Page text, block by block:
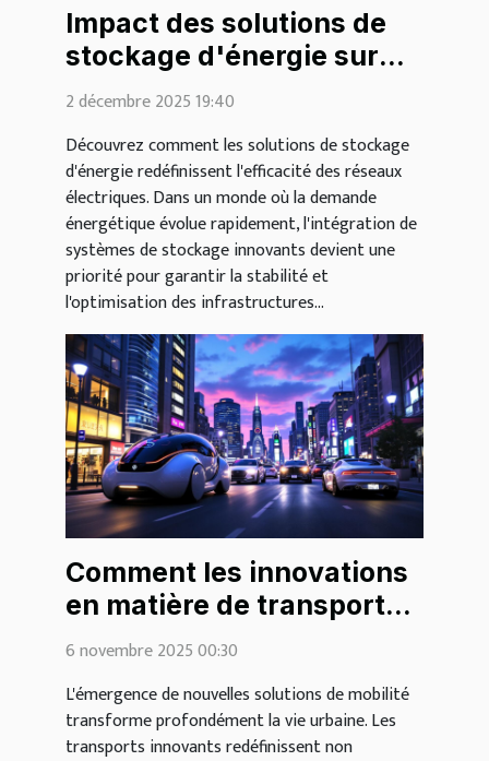
Impact des solutions de
stockage d'énergie sur
l'efficacité des réseaux
2 décembre 2025 19:40
Découvrez comment les solutions de stockage
d'énergie redéfinissent l'efficacité des réseaux
électriques. Dans un monde où la demande
énergétique évolue rapidement, l'intégration de
systèmes de stockage innovants devient une
priorité pour garantir la stabilité et
l'optimisation des infrastructures...
Comment les innovations
en matière de transport
urbain façonnent-elles les
6 novembre 2025 00:30
L'émergence de nouvelles solutions de mobilité
transforme profondément la vie urbaine. Les
transports innovants redéfinissent non